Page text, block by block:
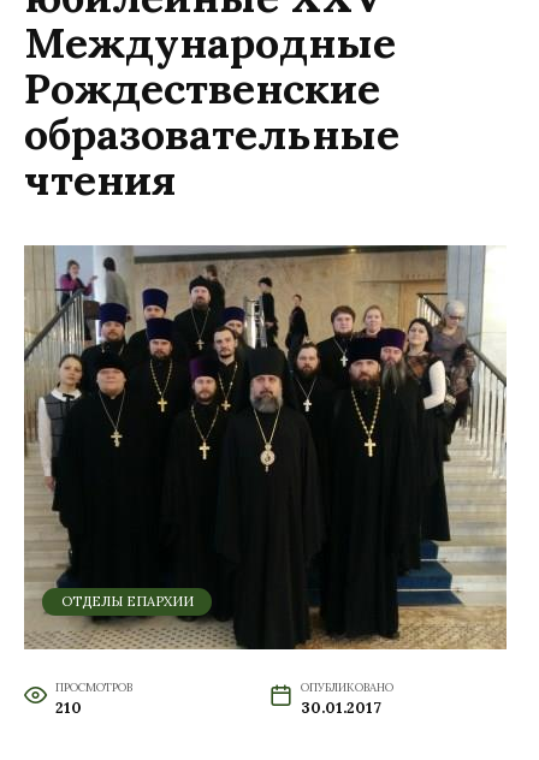
Международные
Рождественские
образовательные
чтения
ОТДЕЛЫ ЕПАРХИИ
ПРОСМОТРОВ
210
ОПУБЛИКОВАНО
30.01.2017